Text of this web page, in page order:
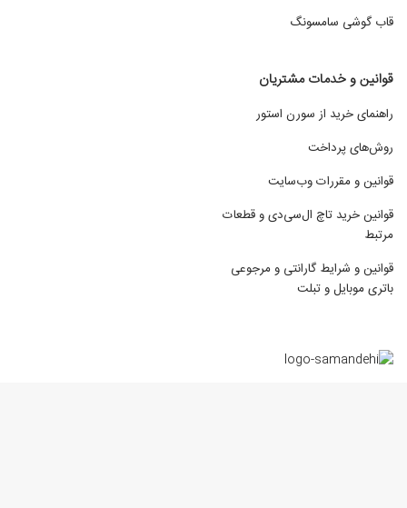
قاب گوشی سامسونگ
قوانین و خدمات مشتریان
راهنمای خرید از سورن استور
روش‌های پرداخت
قوانین و مقررات وب‌سایت
قوانین خرید تاچ ال‌سی‌دی و قطعات
مرتبط
قوانین و شرایط گارانتی و مرجوعی
باتری موبایل و تبلت